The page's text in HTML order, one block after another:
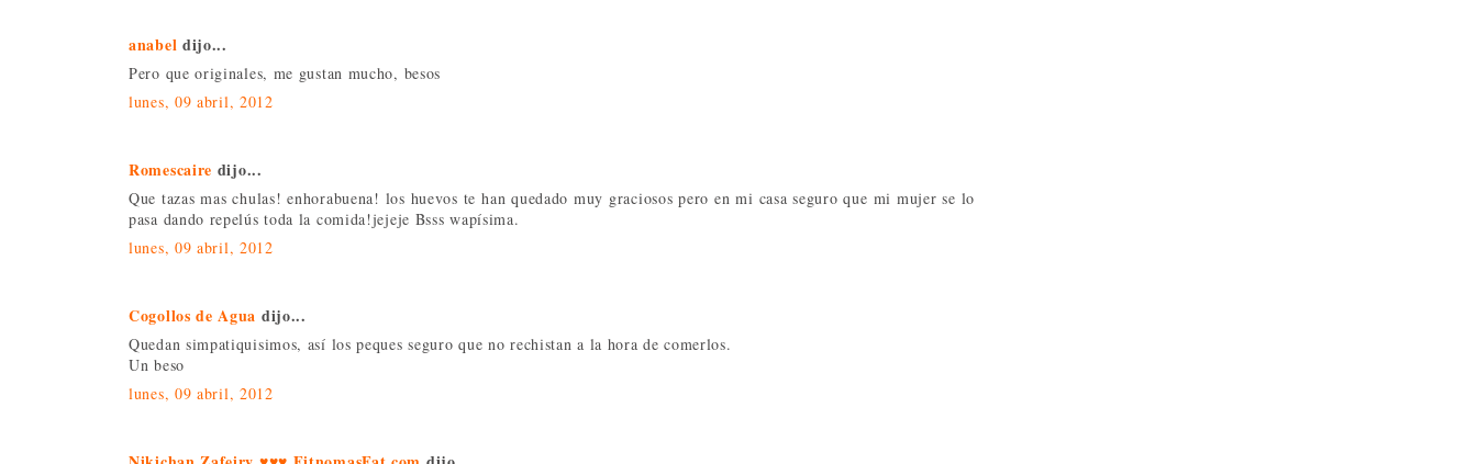
anabel dijo...
Pero que originales, me gustan mucho, besos
lunes, 09 abril, 2012
Romescaire dijo...
Que tazas mas chulas! enhorabuena! los huevos te han quedado muy graciosos pero en mi casa seguro que mi mujer se lo
pasa dando repelús toda la comida!jejeje Bsss wapísima.
lunes, 09 abril, 2012
Cogollos de Agua dijo...
Quedan simpatiquisimos, así los peques seguro que no rechistan a la hora de comerlos.
Un beso
lunes, 09 abril, 2012